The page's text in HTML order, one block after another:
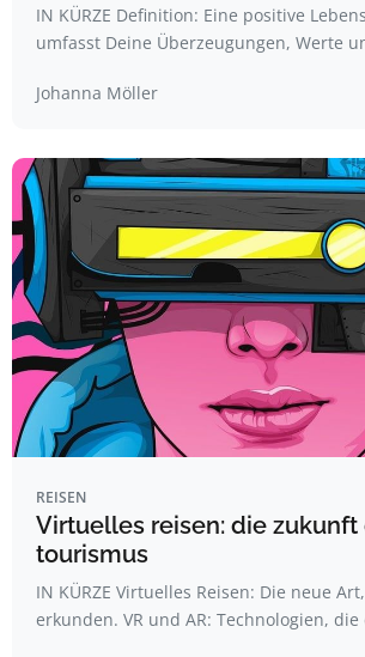
IN KÜRZE Definition: Eine positive
umfasst Deine Überzeugungen, Werte
Johanna Möller
REISEN
Virtuelles reisen: die zukunft
tourismus
IN KÜRZE Virtuelles Reisen: Die neue
erkunden. VR und AR: Technologien,